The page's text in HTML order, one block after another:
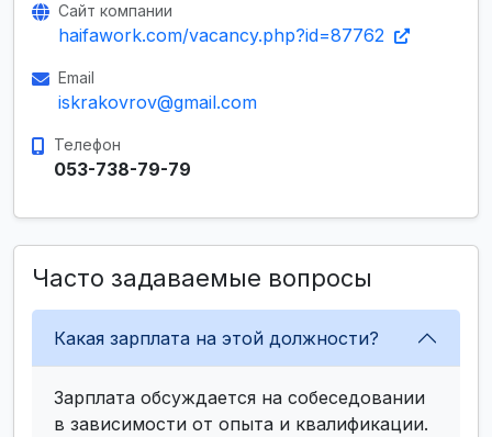
Сайт компании
haifawork.com/vacancy.php?id=87762
Email
iskrakovrov@gmail.com
Телефон
053-738-79-79
Часто задаваемые вопросы
Какая зарплата на этой должности?
Зарплата обсуждается на собеседовании
в зависимости от опыта и квалификации.